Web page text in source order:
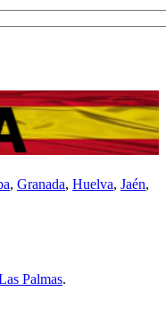
, Granada, Huelva, Jaén,
Palmas.